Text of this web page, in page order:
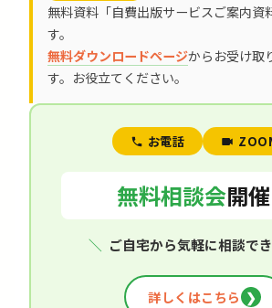
無料資料「自費出版サービスご案内資
す。
無料ダウンロードページからお受け取
す。お役立てください。
お電話
無料相談会開
＼ ご自宅から気軽に相談で
詳しくはこちら ❯